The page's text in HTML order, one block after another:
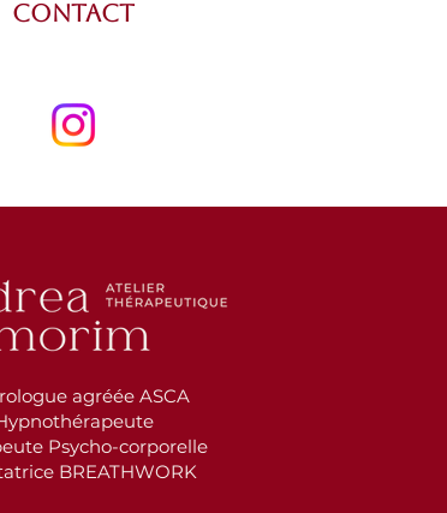
Contact
agréée ASCA
Psycho-corporelle
BREATHWORK